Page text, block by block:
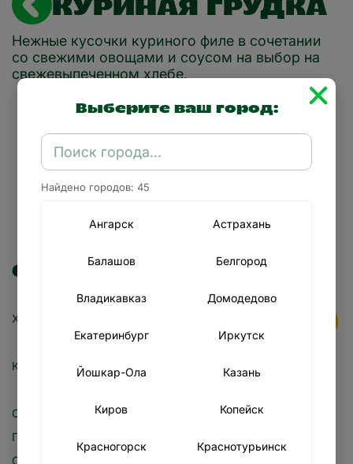
Выберите ваш город:
Найдено городов: 45
Ангарск Астрахань
Балашов Белгород
Владикавказ Домодедово
Екатеринбург Иркутск
Йошкар-Ола Казань
Киров Копейск
Красногорск Краснотурьинск
КУРИНАЯ ГРУДКА
Нежные кусочки куриного филе в сочетании
со свежими овощами и соусом на выбор на
свежевыпеченном хлебе.
СОСТАВ:
Хлеб (5 видов на выбор)
Кусочки куриной грудки
Салат
Помидоры
Свежие огурцы